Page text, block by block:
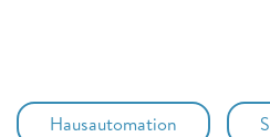
Hausautomation